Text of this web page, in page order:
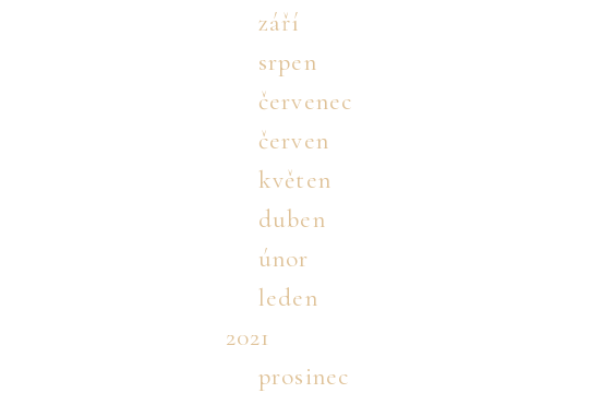
září
srpen
červenec
červen
květen
duben
únor
leden
2021
prosinec